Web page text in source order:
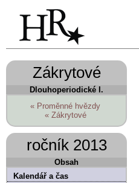
Zákrytové
Dlouhoperiodické I.
« Proměnné hvězdy
« Zákrytové
ročník 2013
Obsah
Kalendář a čas